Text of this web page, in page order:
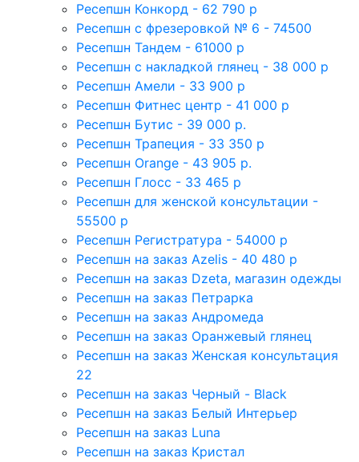
Ресепшн Конкорд - 62 790 р
Ресепшн с фрезеровкой № 6 - 74500
Ресепшн Тандем - 61000 р
Ресепшн с накладкой глянец - 38 000 р
Ресепшн Амели - 33 900 р
Ресепшн Фитнес центр - 41 000 р
Ресепшн Бутис - 39 000 р.
Ресепшн Трапеция - 33 350 р
Ресепшн Orange - 43 905 р.
Ресепшн Глосс - 33 465 р
Ресепшн для женской консультации -
55500 р
Ресепшн Регистратура - 54000 р
Ресепшн на заказ Azelis - 40 480 р
Ресепшн на заказ Dzeta, магазин одежды
Ресепшн на заказ Петрарка
Ресепшн на заказ Андромеда
Ресепшн на заказ Оранжевый глянец
Ресепшн на заказ Женская консультация
22
Ресепшн на заказ Черный - Black
Ресепшн на заказ Белый Интерьер
Ресепшн на заказ Luna
Ресепшн на заказ Кристал